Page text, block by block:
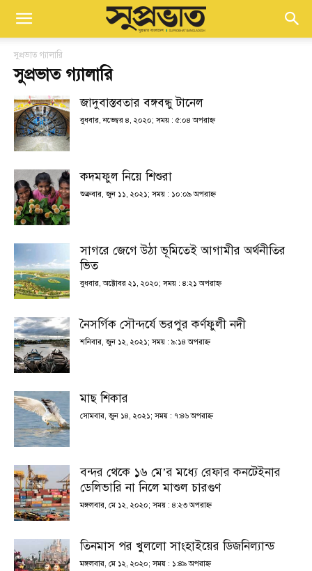
সুপ্রভাত গ্যালারি
সুপ্রভাত গ্যালারি
জাদুবাস্তবতার বঙ্গবন্ধু টানেল
বুধবার, নভেম্বর ৪, ২০২০; সময় : ৫:০৪ অপরাহ্ণ
কদমফুল নিয়ে শিশুরা
শুক্রবার, জুন ১১, ২০২১; সময় : ১০:০৯ অপরাহ্ণ
সাগরে জেগে উঠা ভূমিতেই আগামীর অর্থনীতির
ভিত
বুধবার, অক্টোবর ২১, ২০২০; সময় : ৪:২১ অপরাহ্ণ
নৈসর্গিক সৌন্দর্যে ভরপুর কর্ণফুলী নদী
শনিবার, জুন ১২, ২০২১; সময় : ৯:১৪ অপরাহ্ণ
মাছ শিকার
সোমবার, জুন ১৪, ২০২১; সময় : ৭:৪৬ অপরাহ্ণ
বন্দর থেকে ১৬ মে’র মধ্যে রেফার কনটেইনার
ডেলিভারি না নিলে মাশুল চারগুণ
মঙ্গলবার, মে ১২, ২০২০; সময় : ৪:২৩ অপরাহ্ণ
তিনমাস পর খুললো সাংহাইয়ের ডিজনিল্যান্ড
মঙ্গলবার, মে ১২, ২০২০; সময় : ১:৪৯ অপরাহ্ণ